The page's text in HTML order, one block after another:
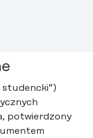
studencki”)
potwierdzony